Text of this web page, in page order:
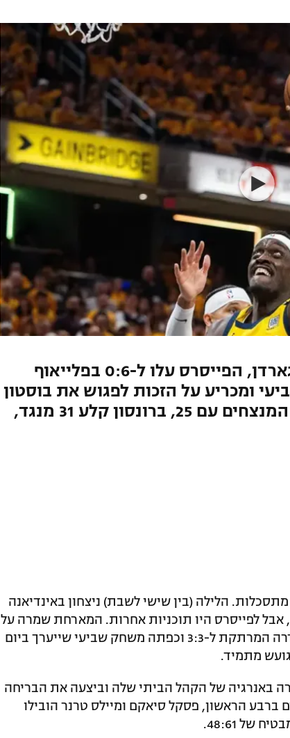
אביב
שבע
ליגה סינית
ליגה ברזילאית
ליגות נוספות
אחרי ההשפלה במדיסון סקוור גארדן, הפייסרס עלו ל-0:6 בפלייאוף
משחק שביעי ומכריע על הזכות לפגוש את בוסטון
בגמר המזרח. סיאקם הוביל את המנצחים עם 25, ברונסון קלע 31 מנגד,
הלילה (בין שישי לשבת) ניצחון באינדיאנה
לפייסרס היו תוכניות אחרות. המארחת שמרה על
הביתיות, ניצחה 103:116, השוותה את הסדרה המרתקת ל-3:3 וכפתה משחק שביעי שייערך ביום
מתמיד.
באנרגיה של הקהל הביתי שלה וביצעה את הבריחה
אחרי יתרון 29:30 לאורחים ברבע הראשון, פסקל סיאקם ומיילס טרנר הובילו